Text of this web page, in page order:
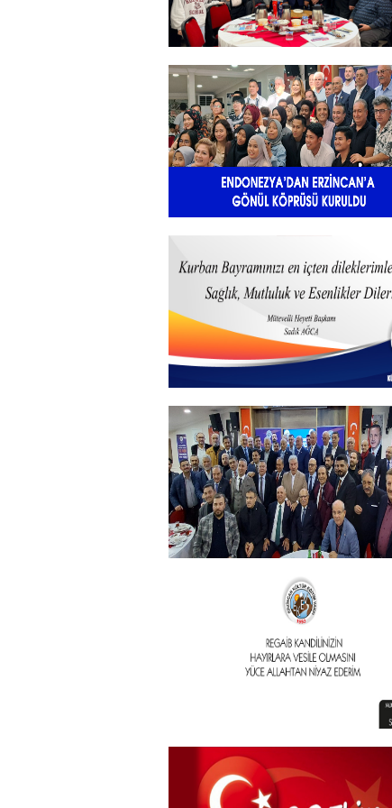
+
Sadık Ağça Yeniden Başkan
Seçildi
+
köprüsü
+
Kurban Bayramı
+
Geleneksel İftar Programımız
+
Vakıf Başkanımızdan Kandil
mesajı